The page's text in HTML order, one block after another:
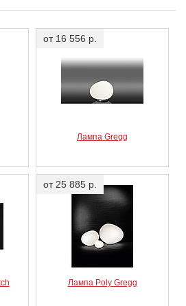
от 16 556 р.
Лампа Gregg
от 25 885 р.
Лампа Poly Gregg